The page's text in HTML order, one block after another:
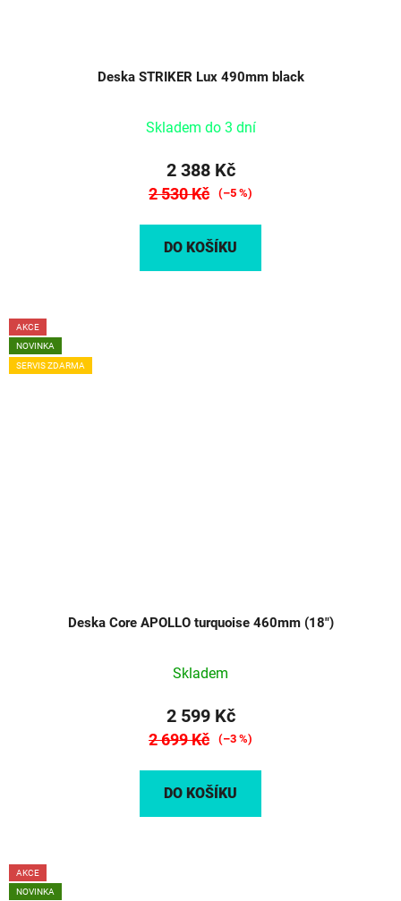
Deska STRIKER Lux 490mm black
Skladem do 3 dní
2 388 Kč
2 530 Kč (–5 %)
DO KOŠÍKU
AKCE
NOVINKA
SERVIS ZDARMA
Deska Core APOLLO turquoise 460mm (18")
Skladem
2 599 Kč
2 699 Kč (–3 %)
DO KOŠÍKU
AKCE
NOVINKA